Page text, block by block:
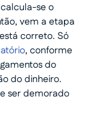
se o
vem a etapa
correto. Só
, conforme
do
do dinheiro.
ser demorado